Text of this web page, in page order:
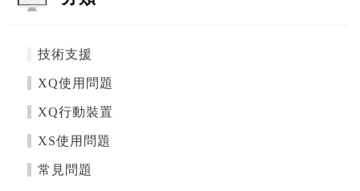
技術支援
XQ使用問題
XQ行動裝置
XS使用問題
常見問題